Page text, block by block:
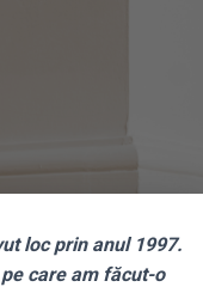
loc prin anul 1997.
care am făcut-o